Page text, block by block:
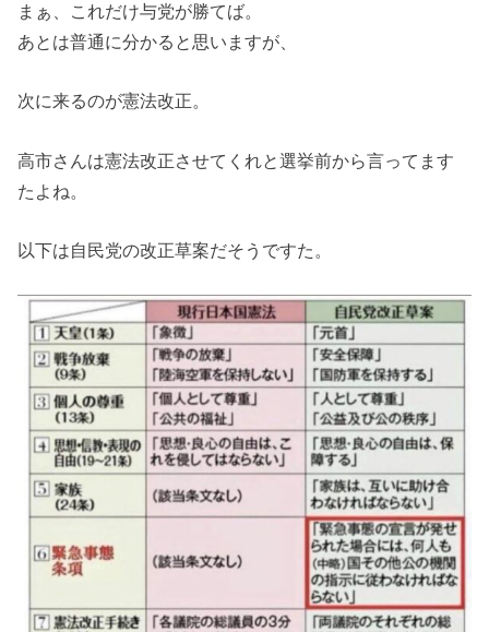
まぁ、これだけ与党が勝てば。
あとは普通に分かると思いますが、
次に来るのが憲法改正。
高市さんは憲法改正させてくれと選挙前から言ってます
たよね。
以下は自民党の改正草案だそうですた。